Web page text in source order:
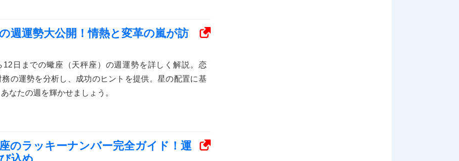
週運勢大公開！情熱と変革の嵐が訪
12日までの蠍座（天秤座）の週運勢を詳しく解説。恋
の運勢を分析し、成功のヒントを提供。星の配置に基
なたの週を輝かせましょう。
のラッキーナンバー完全ガイド！運